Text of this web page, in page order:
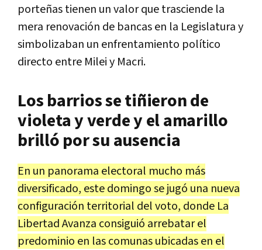
porteñas tienen un valor que trasciende la
mera renovación de bancas en la Legislatura y
simbolizaban un enfrentamiento político
directo entre Milei y Macri.
Los barrios se tiñieron de
violeta y verde y el amarillo
brilló por su ausencia
En un panorama electoral mucho más
diversificado, este domingo se jugó una nueva
configuración territorial del voto, donde La
Libertad Avanza consiguió arrebatar el
predominio en las comunas ubicadas en el